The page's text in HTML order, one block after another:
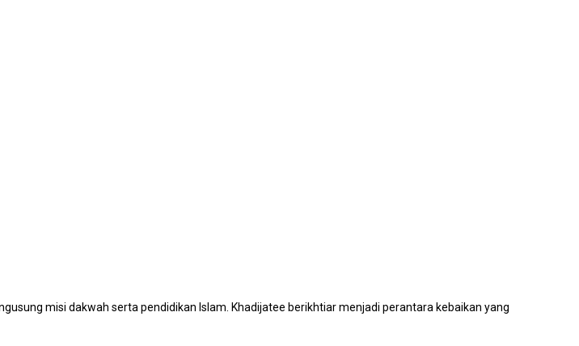
misi dakwah serta pendidikan Islam. Khadijatee berikhtiar menjadi perantara kebaikan yang